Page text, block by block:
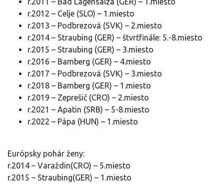
r.2012 – Celje (SLO) – 1.miesto
r.2013 – Podbrezová (SVK) – 2.miesto
r.2014 – Straubing (GER) – štvrťfinále: 5.-8.miesto
r.2015 – Straubing (GER) – 3.miesto
r.2016 – Bamberg (GER) – 4.miesto
r.2017 – Podbrezová (SVK) – 3.miesto
r.2018 – Bamberg (GER) – 1.miesto
r.2019 – Zeprešič (CRO) – 2.miesto
r.2021 – Apatin (SRB) – 5-8.miesto
r.2022 – Pápa (HUN) – 1.miesto
Európsky pohár ženy:
r.2014 – Varaždin(CRO) – 5.miesto
r.2015 – Straubing(GER) – 1.miesto